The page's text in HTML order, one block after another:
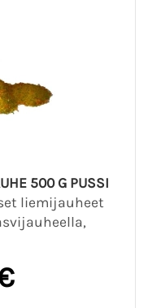
500 G PUSSI
liemijauheet